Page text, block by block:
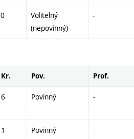
0
Volitelný
(nepovinný)
-
Kr. Pov. Prof.
6 Povinný -
1 Povinný -